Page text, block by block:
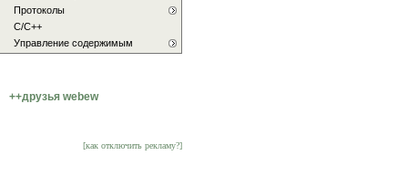
Протоколы
С/C++
Управление содержимым
++друзья webew
[как отключить рекламу?]